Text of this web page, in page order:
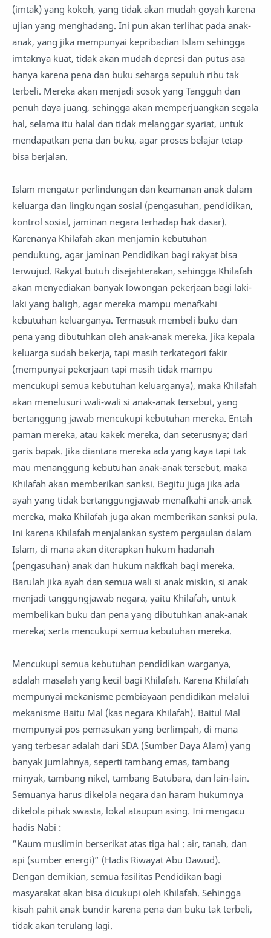
(imtak) yang kokoh, yang tidak akan mudah goyah karena
ujian yang menghadang. Ini pun akan terlihat pada anak-
anak, yang jika mempunyai kepribadian Islam sehingga
imtaknya kuat, tidak akan mudah depresi dan putus asa
hanya karena pena dan buku seharga sepuluh ribu tak
terbeli. Mereka akan menjadi sosok yang Tangguh dan
penuh daya juang, sehingga akan memperjuangkan segala
hal, selama itu halal dan tidak melanggar syariat, untuk
mendapatkan pena dan buku, agar proses belajar tetap
bisa berjalan.
Islam mengatur perlindungan dan keamanan anak dalam
keluarga dan lingkungan sosial (pengasuhan, pendidikan,
kontrol sosial, jaminan negara terhadap hak dasar).
Karenanya Khilafah akan menjamin kebutuhan
pendukung, agar jaminan Pendidikan bagi rakyat bisa
terwujud. Rakyat butuh disejahterakan, sehingga Khilafah
akan menyediakan banyak lowongan pekerjaan bagi laki-
laki yang baligh, agar mereka mampu menafkahi
kebutuhan keluarganya. Termasuk membeli buku dan
pena yang dibutuhkan oleh anak-anak mereka. Jika kepala
keluarga sudah bekerja, tapi masih terkategori fakir
(mempunyai pekerjaan tapi masih tidak mampu
mencukupi semua kebutuhan keluarganya), maka Khilafah
akan menelusuri wali-wali si anak-anak tersebut, yang
bertanggung jawab mencukupi kebutuhan mereka. Entah
paman mereka, atau kakek mereka, dan seterusnya; dari
garis bapak. Jika diantara mereka ada yang kaya tapi tak
mau menanggung kebutuhan anak-anak tersebut, maka
Khilafah akan memberikan sanksi. Begitu juga jika ada
ayah yang tidak bertanggungjawab menafkahi anak-anak
mereka, maka Khilafah juga akan memberikan sanksi pula.
Ini karena Khilafah menjalankan system pergaulan dalam
Islam, di mana akan diterapkan hukum hadanah
(pengasuhan) anak dan hukum nakfkah bagi mereka.
Barulah jika ayah dan semua wali si anak miskin, si anak
menjadi tanggungjawab negara, yaitu Khilafah, untuk
membelikan buku dan pena yang dibutuhkan anak-anak
mereka; serta mencukupi semua kebutuhan mereka.
Mencukupi semua kebutuhan pendidikan warganya,
adalah masalah yang kecil bagi Khilafah. Karena Khilafah
mempunyai mekanisme pembiayaan pendidikan melalui
mekanisme Baitu Mal (kas negara Khilafah). Baitul Mal
mempunyai pos pemasukan yang berlimpah, di mana
yang terbesar adalah dari SDA (Sumber Daya Alam) yang
banyak jumlahnya, seperti tambang emas, tambang
minyak, tambang nikel, tambang Batubara, dan lain-lain.
Semuanya harus dikelola negara dan haram hukumnya
dikelola pihak swasta, lokal ataupun asing. Ini mengacu
hadis Nabi :
“Kaum muslimin berserikat atas tiga hal : air, tanah, dan
api (sumber energi)” (Hadis Riwayat Abu Dawud).
Dengan demikian, semua fasilitas Pendidikan bagi
masyarakat akan bisa dicukupi oleh Khilafah. Sehingga
kisah pahit anak bundir karena pena dan buku tak terbeli,
tidak akan terulang lagi.